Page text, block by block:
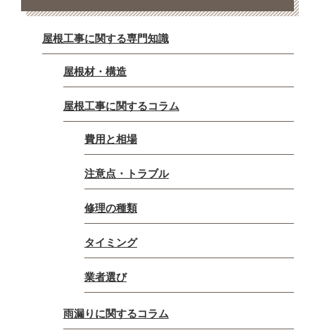
屋根工事に関する専門知識
屋根材・構造
屋根工事に関するコラム
費用と相場
注意点・トラブル
修理の種類
タイミング
業者選び
雨漏りに関するコラム